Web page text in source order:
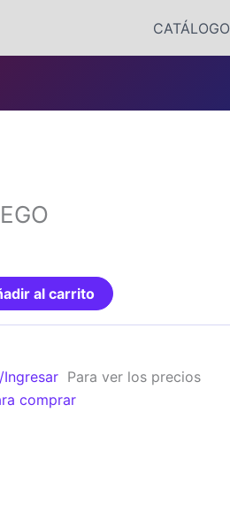
CATÁLOGO
al carrito
Ingresar Para ver los precios
comprar